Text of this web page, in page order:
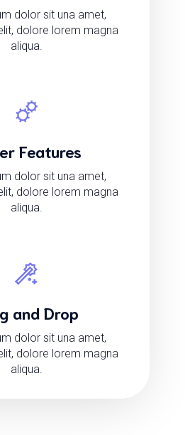
dolor sit una amet,
dolore lorem magna
aliqua.
Features
dolor sit una amet,
dolore lorem magna
aliqua.
and Drop
dolor sit una amet,
dolore lorem magna
aliqua.